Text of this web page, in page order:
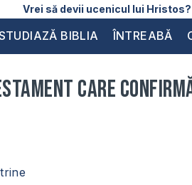
Vrei să devii ucenicul lui Hristos?
BIBLIA ÎNTREABĂ
care